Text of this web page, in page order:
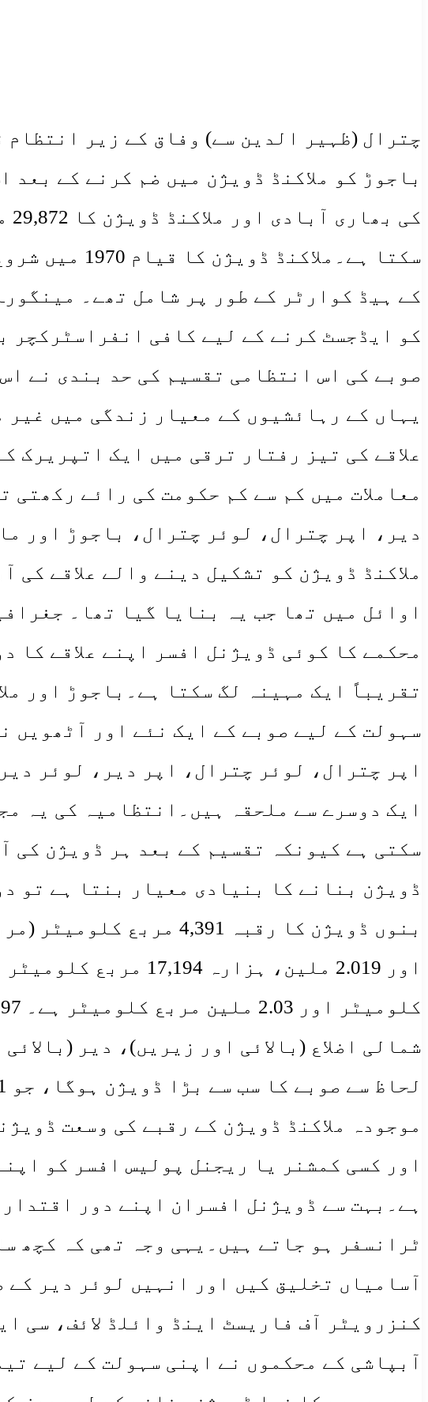
چترال (ظہیر الدین سے) وفاق کے زیر انتظام
سکتا
کے ہیڈ کوارٹر کے طور پر شامل تھے۔
کو ایڈجسٹ کرنے کے لیے کافی انفراسٹرکچر
صوبے کی اس انتظامی تقسیم کی حد بندی نے
یہاں کے رہائشیوں کے معیار زندگی میں
علاقے کی تیز رفتار ترقی میں ایک اتپریرک
معاملات میں کم سے کم حکومت کی رائے رکھتی
دیر، اپر چترال، لوئر چترال، باجوڑ اور
اوائل میں تھا جب یہ بنایا گیا تھا۔
محکمے کا کوئی ڈویژنل افسر اپنے علاقے کا
تقریباً ایک مہینہ لگ سکتا ہے۔باجوڑ اور
سہولت کے لیے صوبے کے ایک نئے اور آٹھویں
اپر چترال، لوئر چترال، اپر دیر، لوئر
ایک دوسرے سے ملحقہ ہیں۔انتظامیہ کی یہ
سکتی ہے کیونکہ تقسیم کے بعد ہر ڈویژن کی
ڈویژن بنانے کا بنیادی معیار بنتا ہے تو
شمالی اضلاع (بالائی اور زیریں)، دیر
لحاظ سے صوبے کا سب سے بڑا ڈویژن ہوگا، جو 21,421 مربع کلومیٹر ہے، جس کی آبادی صرف 40 لاکھ سے زیادہ ہے۔
موجودہ ملاکنڈ ڈویژن کے رقبے کی وسعت
اور کسی کمشنر یا ریجنل پولیس افسر کو
ہے۔بہت سے ڈویژنل افسران اپنے دور
ٹرانسفر ہو جاتے ہیں۔یہی وجہ تھی کہ کچھ
آسامیاں تخلیق کیں اور انہیں لوئر دیر
کنزرویٹر آف فاریسٹ اینڈ وائلڈ لائف، سی
آبپاشی کے محکموں نے اپنی سہولت کے لیے